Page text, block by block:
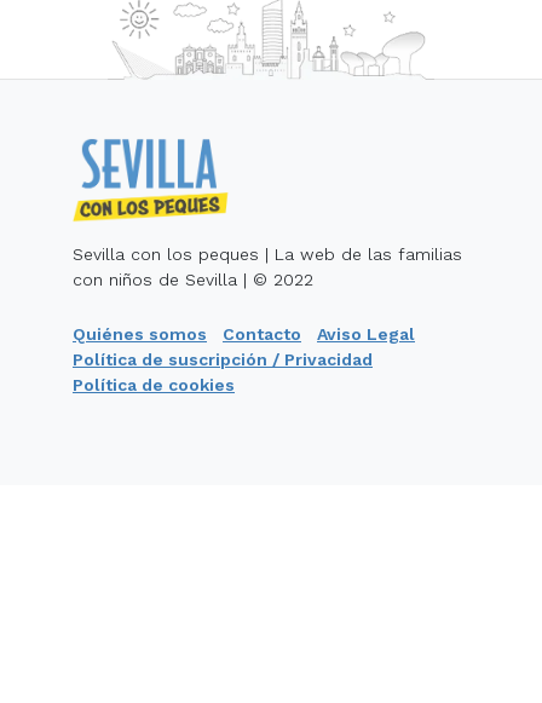
Sevilla con los peques | La web de las familias
con niños de Sevilla | © 2022
Quiénes somos Contacto
Aviso Legal
Política de suscripción / Privacidad
Política de cookies